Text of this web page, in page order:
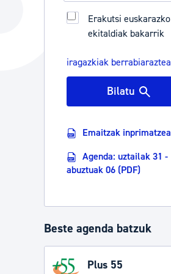
Hiria
Hiria ezagutu
Etorkizuneko hiria
Erakutsi euskarazko
ekitaldiak bakarrik
iragazkiak berrabiaraztea
Bilatu
Emaitzak inprimatzea
Agenda: uztailak 31 -
abuztuak 06 (PDF)
Beste agenda batzuk
Plus 55